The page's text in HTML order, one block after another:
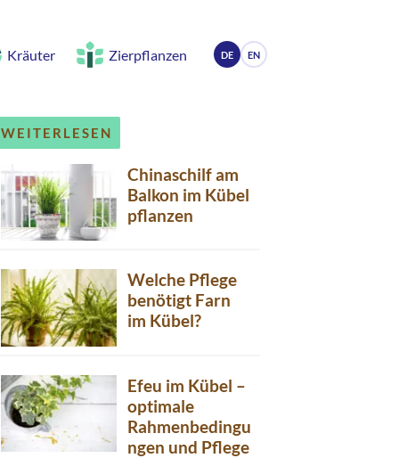
Kräuter Zierpflanzen DE EN
WEITERLESEN
Chinaschilf am
Balkon im Kübel
pflanzen
Welche Pflege
benötigt Farn
im Kübel?
Efeu im Kübel –
optimale
Rahmenbedingu
ngen und Pflege